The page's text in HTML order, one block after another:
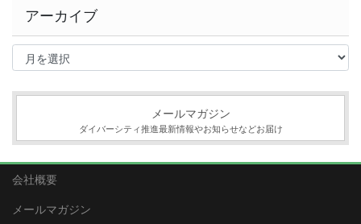
アーカイブ
ア
イ
メールマガジン
ダイバーシティ推進最新情報やお知らせなどお届け
会社概要
メールマガジン